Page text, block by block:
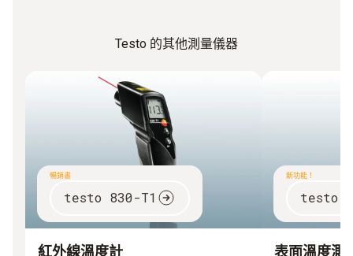
Testo 的其他測量儀器
暢銷書
testo 830-T1
紅外線溫度計
新功能！
testo
表面溫度測